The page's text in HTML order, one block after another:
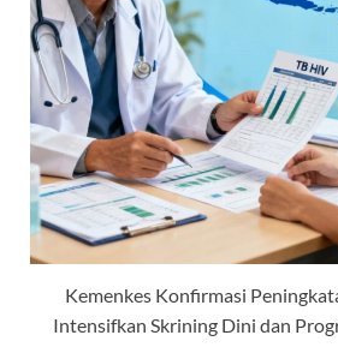
Kemenkes Konfirmasi
Intensifkan Skrining Dini dan